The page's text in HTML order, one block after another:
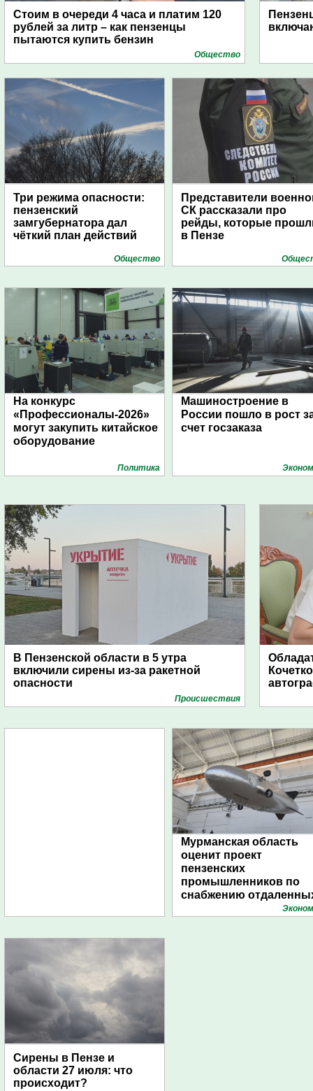
Стоим в очереди 4 часа и платим 120
рублей за литр – как пензенцы
пытаются купить бензин
Общество
Три режима опасности:
пензенский
замгубернатора дал
чёткий план действий
Общество
Представители
СК рассказали про
рейды, которые
в Пензе
На конкурс
«Профессионалы-2026»
могут закупить китайское
оборудование
Политика
Машиностроение в
России пошло в рост
счет госзаказа
В Пензенской области в 5 утра
включили сирены из-за ракетной
опасности
Проиcшествия
Мурманская область
оценит проект
пензенских
промышленников по
снабжению
поселений с помощью
Сирены в Пензе и
области 27 июля: что
происходит?